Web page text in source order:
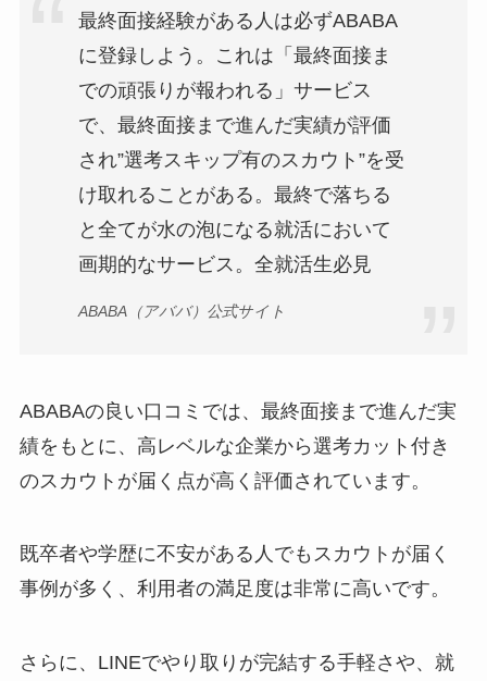
最終面接経験がある人は必ずABABA
に登録しよう。これは「最終面接ま
での頑張りが報われる」サービス
で、最終面接まで進んだ実績が評価
され”選考スキップ有のスカウト”を受
け取れることがある。最終で落ちる
と全てが水の泡になる就活において
画期的なサービス。全就活生必見
ABABA（アババ）公式サイト
ABABAの良い口コミでは、最終面接まで進んだ実
績をもとに、高レベルな企業から選考カット付き
のスカウトが届く点が高く評価されています。
既卒者や学歴に不安がある人でもスカウトが届く
事例が多く、利用者の満足度は非常に高いです。
さらに、LINEでやり取りが完結する手軽さや、就